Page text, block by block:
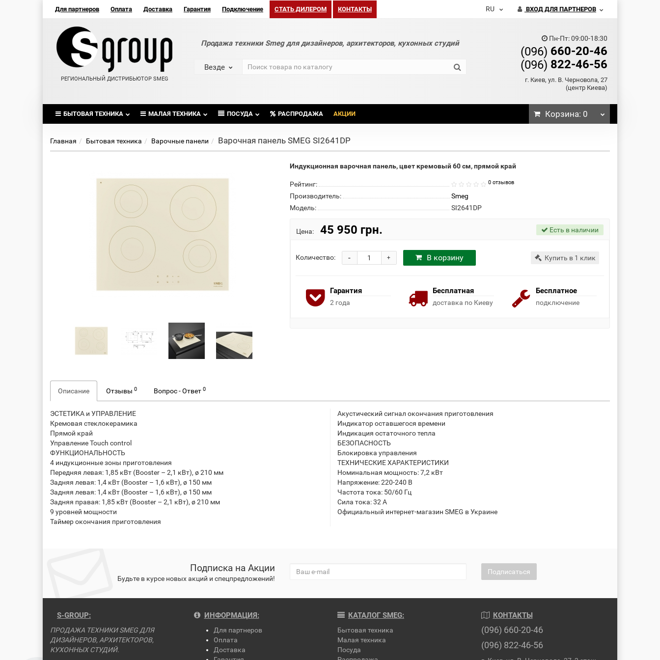
Для партнеров Оплата Доставка Гарантия Подключение СТАТЬ ДИЛЕРОМ КОНТАКТЫ RU ВХОД ДЛЯ ПАРТНЕРОВ
РЕГИОНАЛЬНЫЙ ДИСТРИБЬЮТОР SMEG
Продажа техники Smeg для дизайнеров, архитекторов, кухонных студий
Везде
Пн-Пт: 09:00-18:30
(096) 660-20-46
(096) 822-46-56
г. Киев, ул. В. Черновола, 27
(центр Киева)
БЫТОВАЯ ТЕХНИКА МАЛАЯ ТЕХНИКА ПОСУДА РАСПРОДАЖА АКЦИИ Корзина: 0
Главная Бытовая техника Варочные панели Варочная панель SMEG SI2641DP
Индукционная варочная панель, цвет кремовый 60 см, прямой край
Рейтинг: 0 отзывов
Производитель:
Smeg
Модель:
SI2641DP
Цена: 45 950 грн. Есть в наличии
Количество: +
- В корзину Купить в 1 клик
Гарантия
2 года
Бесплатная
доставка по Киеву
Бесплатное
подключение
Описание Отзывы 0 Вопрос - Ответ 0
ЭСТЕТИКА и УПРАВЛЕНИЕ
Кремовая стеклокерамика
Прямой край
Управление Touch control
ФУНКЦИОНАЛЬНОСТЬ
4 индукционные зоны приготовления
Передняя левая: 1,85 кВт (Booster – 2,1 кВт), ø 210 мм
Задняя левая: 1,4 кВт (Booster – 1,6 кВт), ø 150 мм
Задняя левая: 1,4 кВт (Booster – 1,6 кВт), ø 150 мм
Задняя правая: 1,85 кВт (Booster – 2,1 кВт), ø 210 мм
9 уровней мощности
Таймер окончания приготовления
Акустический сигнал окончания приготовления
Индикатор оставшегося времени
Индикация остаточного тепла
БЕЗОПАСНОСТЬ
Блокировка управления
ТЕХНИЧЕСКИЕ ХАРАКТЕРИСТИКИ
Номинальная мощность: 7,2 кВт
Напряжение: 220-240 В
Частота тока: 50/60 Гц
Сила тока: 32 А
Официальный интернет-магазин SMEG в Украине
Подписка на Акции
Будьте в курсе новых акций и спецпредложений!
Подписаться
S-GROUP:
ПРОДАЖА ТЕХНИКИ SMEG ДЛЯ
ДИЗАЙНЕРОВ, АРХИТЕКТОРОВ,
КУХОННЫХ СТУДИЙ.
ИНФОРМАЦИЯ:
Для партнеров
Оплата
Доставка
КАТАЛОГ SMEG:
Бытовая техника
Малая техника
Посуда
КОНТАКТЫ
(096) 660-20-46
(096) 822-46-56